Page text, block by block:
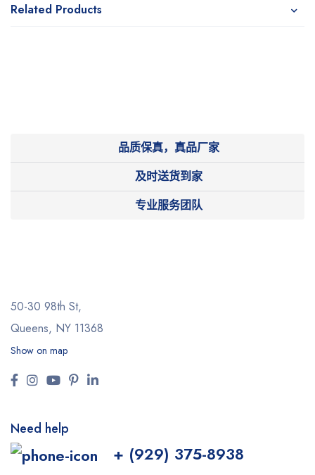
Related Products
品质保真，真品厂家
及时送货到家
专业服务团队
50-30 98th St,
Queens, NY 11368
Show on map
Need help
+ (929) 375-8938